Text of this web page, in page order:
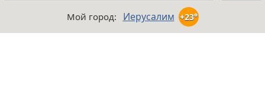
ЕВРОПА
Мой город: Иерусалим +23°